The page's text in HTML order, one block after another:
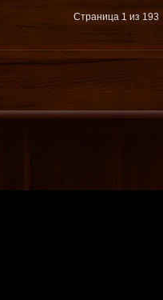
Страница 1 из 193